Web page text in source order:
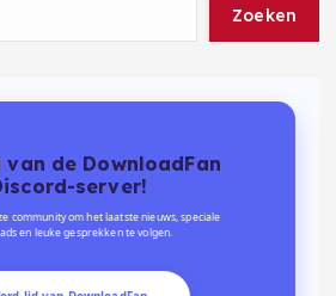
Zoeken
de DownloadFan
server!
community om het laatste nieuws, speciale
en leuke gesprekken te volgen.